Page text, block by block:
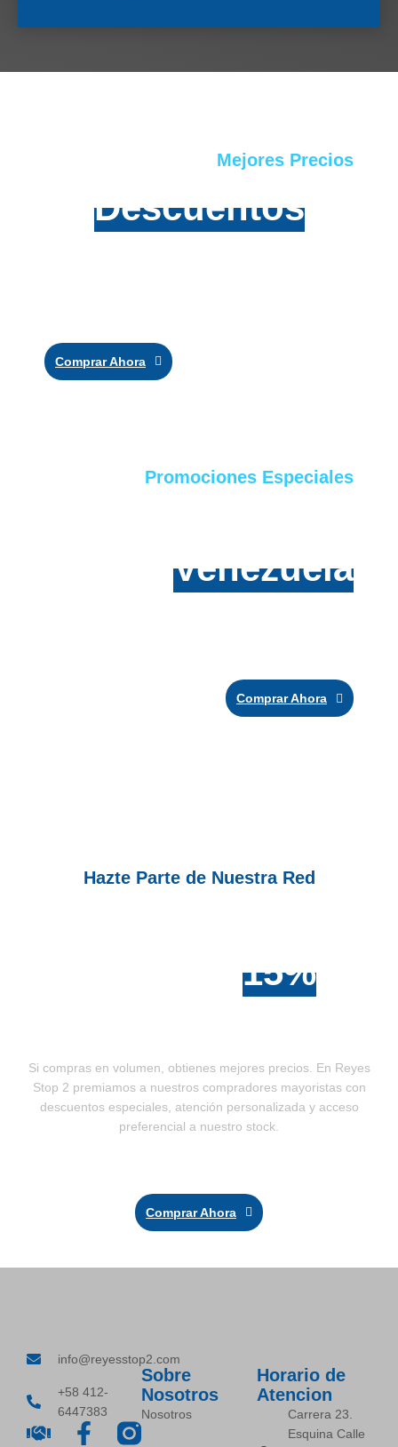
Mejores Precios
Descuentos
Comprar Ahora
Promociones Especiales
Venezuela
Comprar Ahora
Hazte Parte de Nuestra Red
15%
Si compras en volumen, obtienes mejores precios. En Reyes
Stop 2 premiamos a nuestros compradores mayoristas con
descuentos especiales, atención personalizada y acceso
preferencial a nuestro stock.
Comprar Ahora
info@reyesstop2.com
+58 412-
6447383
Sobre
Nosotros
Nosotros
Horario de
Atencion
Carrera 23.
Esquina Calle